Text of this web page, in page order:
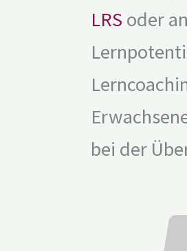
LRS oder
bei der